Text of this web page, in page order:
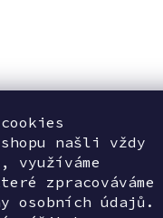
našli vždy
zpracováváme
osobních údajů.